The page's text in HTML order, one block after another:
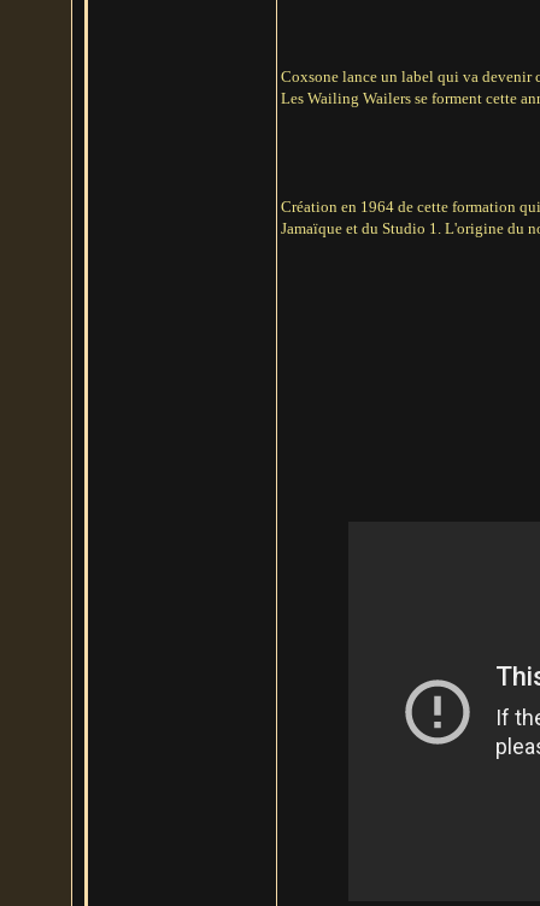
Coxsone lance un label qui va devenir
Les Wailing Wailers se forment cette
Création en 1964 de cette formation
Jamaïque et du Studio 1. L'origine du